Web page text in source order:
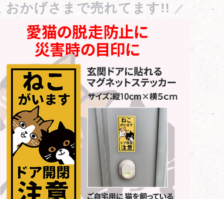
おかげさまで売れてます!!